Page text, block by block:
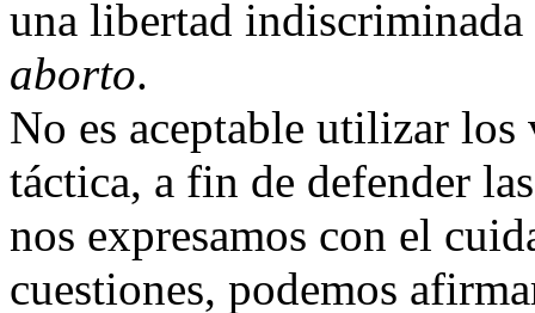
una libertad
aborto.
No es aceptable utilizar
táctica, a fin de defender
nos expresamos con el
cuestiones, podemos